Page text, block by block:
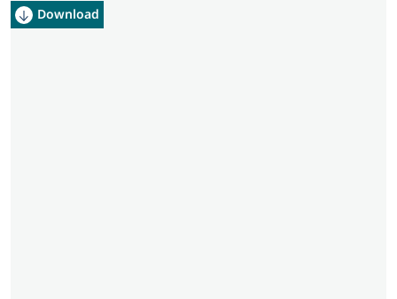
Download
Download
Download
Download
Download
Download
Download
Download
Download
Download